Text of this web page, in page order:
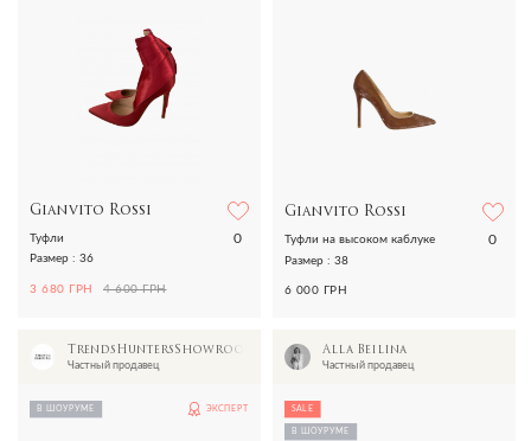
Gianvito Rossi
0
Туфли
Размер : 36
3 680 ГРН 4 600 ГРН
Gianvito Rossi
0
Туфли на высоком каблуке
Размер : 38
6 000 ГРН
TrendsHuntersShowroom
Частный продавец
В ШОУРУМЕ ЭКСПЕРТ
Alla Beilina
Частный продавец
SALE
В ШОУРУМЕ